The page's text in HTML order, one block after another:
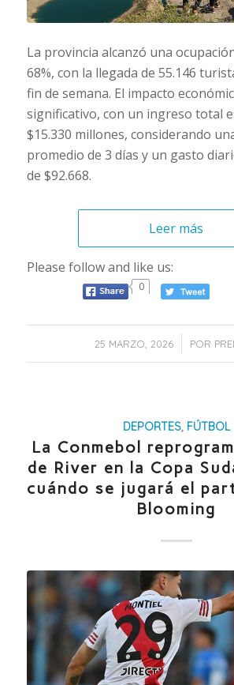
La provincia alcanzó una
68%, con la llegada de 55.146
fin de semana. El impacto
significativo, con un ingreso total
$15.330 millones, considerando
promedio de 3 días y un gasto
de $92.668.
Leer más
Please follow and like us:
0
25 MARZO, 2026
/ POR
DEPORTES, FÚTBOL
La Conmebol
de River en la Copa
cuándo se jugará el
Blooming